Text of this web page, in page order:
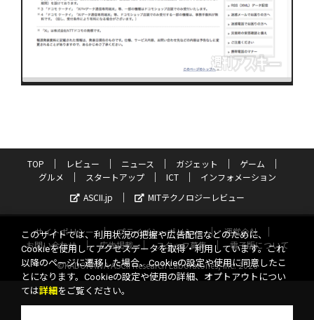
TOP レビュー ニュース ガジェット
ゲーム
グルメ
スタートアップ ICT
インフォメーション
ASCII.jp
MITテクノロジーレビュー
サイトポリシー プライバシーポリシー
運営会社
お問い合わせ
広告掲載 スタッフ募集
電子版について
©KADOKAWA ASCII Research Laboratories, Inc. 2026
このサイトでは、利用状況の把握や広告配信などのために、
Cookieを使用してアクセスデータを取得・利用しています。これ
以降のページに遷移した場合、Cookieの設定や使用に同意したこ
とになります。Cookieの設定や使用の詳細、オプトアウトについ
ては詳細 をご覧ください。